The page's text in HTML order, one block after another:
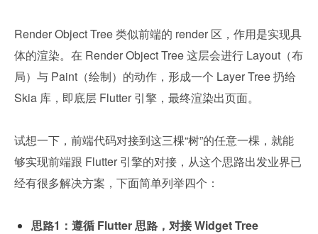
Render Object Tree 类似前端的 render 区，作用是实现具
体的渲染。在 Render Object Tree 这层会进行 Layout（布
局）与 Paint（绘制）的动作，形成一个 Layer Tree 扔给
Skia 库，即底层 Flutter 引擎，最终渲染出页面。
试想一下，前端代码对接到这三棵“树”的任意一棵，就能
够实现前端跟 Flutter 引擎的对接，从这个思路出发业界已
经有很多解决方案，下面简单列举四个：
思路1：遵循 Flutter 思路，对接 Widget Tree